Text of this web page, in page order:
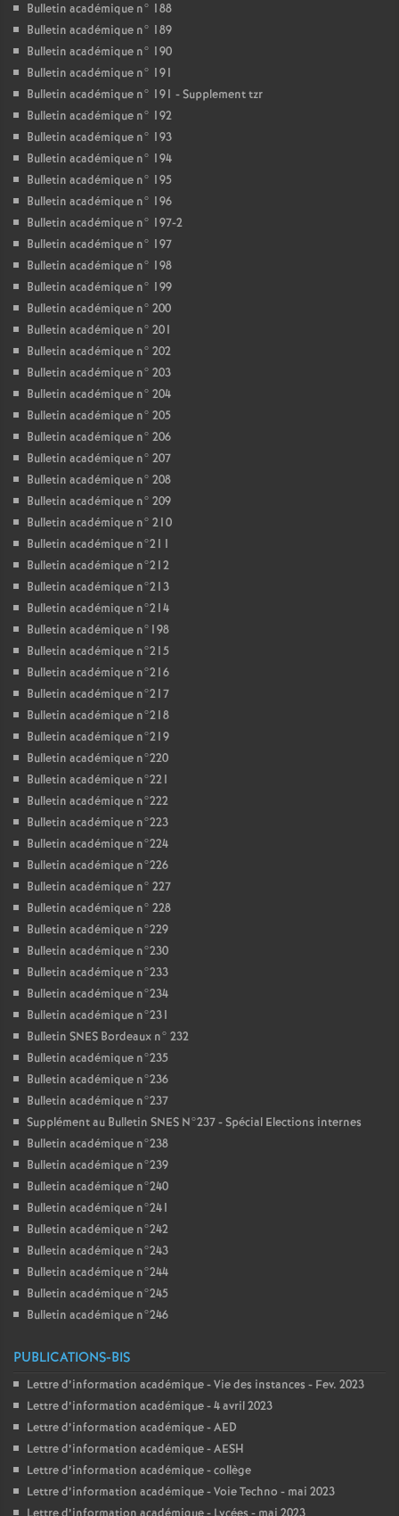
Bulletin académique n° 188
Bulletin académique n° 189
Bulletin académique n° 190
Bulletin académique n° 191
Bulletin académique n° 191 - Supplement tzr
Bulletin académique n° 192
Bulletin académique n° 193
Bulletin académique n° 194
Bulletin académique n° 195
Bulletin académique n° 196
Bulletin académique n° 197-2
Bulletin académique n° 197
Bulletin académique n° 198
Bulletin académique n° 199
Bulletin académique n° 200
Bulletin académique n° 201
Bulletin académique n° 202
Bulletin académique n° 203
Bulletin académique n° 204
Bulletin académique n° 205
Bulletin académique n° 206
Bulletin académique n° 207
Bulletin académique n° 208
Bulletin académique n° 209
Bulletin académique n° 210
Bulletin académique n°211
Bulletin académique n°212
Bulletin académique n°213
Bulletin académique n°214
Bulletin académique n°198
Bulletin académique n°215
Bulletin académique n°216
Bulletin académique n°217
Bulletin académique n°218
Bulletin académique n°219
Bulletin académique n°220
Bulletin académique n°221
Bulletin académique n°222
Bulletin académique n°223
Bulletin académique n°224
Bulletin académique n°226
Bulletin académique n° 227
Bulletin académique n° 228
Bulletin académique n°229
Bulletin académique n°230
Bulletin académique n°233
Bulletin académique n°234
Bulletin académique n°231
Bulletin SNES Bordeaux n° 232
Bulletin académique n°235
Bulletin académique n°236
Bulletin académique n°237
Supplément au Bulletin SNES N°237 - Spécial Elections internes
Bulletin académique n°238
Bulletin académique n°239
Bulletin académique n°240
Bulletin académique n°241
Bulletin académique n°242
Bulletin académique n°243
Bulletin académique n°244
Bulletin académique n°245
Bulletin académique n°246
PUBLICATIONS-BIS
Lettre d’information académique - Vie des instances - Fev. 2023
Lettre d’information académique - 4 avril 2023
Lettre d’information académique - AED
Lettre d’information académique - AESH
Lettre d’information académique - collège
Lettre d’information académique - Voie Techno - mai 2023